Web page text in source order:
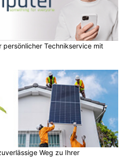
persönlicher Technikservice mit
Weg zu Ihrer